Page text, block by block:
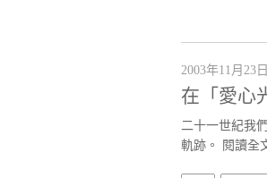
2003年11月23日
在「愛心
二十一世紀我
軌跡。
閱讀全